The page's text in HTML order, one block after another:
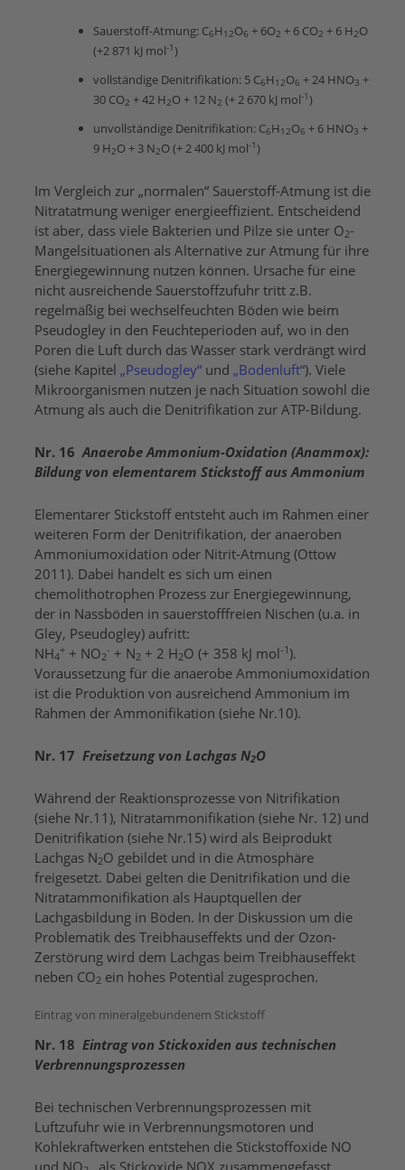
Sauerstoff-Atmung: C6H12O6 + 6O2 + 6 CO2 + 6 H2O
(+2 871 kJ mol-1 )
vollständige Denitrifikation: 5 C6H12O6 + 24 HNO3 +
30 CO2 + 42 H2O + 12 N2 (+ 2 670 kJ mol-1 )
unvollständige Denitrifikation: C6H12O6 + 6 HNO3 +
9 H2O + 3 N2O (+ 2 400 kJ mol-1 )
Im Vergleich zur „normalen“ Sauerstoff-Atmung ist die
Nitratatmung weniger energieeffizient. Entscheidend
ist aber, dass viele Bakterien und Pilze sie unter O2-
Mangelsituationen als Alternative zur Atmung für ihre
Energiegewinnung nutzen können. Ursache für eine
nicht ausreichende Sauerstoffzufuhr tritt z.B.
regelmäßig bei wechselfeuchten Böden wie beim
Pseudogley in den Feuchteperioden auf, wo in den
Poren die Luft durch das Wasser stark verdrängt wird
(siehe Kapitel „Pseudogley“und „Bodenluft“). Viele
Mikroorganismen nutzen je nach Situation sowohl die
Atmung als auch die Denitrifikation zur ATP-Bildung.
Nr. 16 Anaerobe Ammonium-Oxidation (Anammox):
Bildung von elementarem Stickstoff aus Ammonium
Elementarer Stickstoff entsteht auch im Rahmen einer
weiteren Form der Denitrifikation, der anaeroben
Ammoniumoxidation oder Nitrit-Atmung (Ottow
2011). Dabei handelt es sich um einen
chemolithotrophen Prozess zur Energiegewinnung,
der in Nassböden in sauerstofffreien Nischen (u.a. in
Gley, Pseudogley) aufritt:
NH4
++ NO2
- + N2 + 2 H2O (+ 358 kJ mol-1 ).
Voraussetzung für die anaerobe Ammoniumoxidation
ist die Produktion von ausreichend Ammonium im
Rahmen der Ammonifikation (siehe Nr.10).
Nr. 17 Freisetzung von Lachgas N2O
Während der Reaktionsprozesse von Nitrifikation
(siehe Nr.11), Nitratammonifikation (siehe Nr. 12) und
Denitrifikation (siehe Nr.15) wird als Beiprodukt
Lachgas N2O gebildet und in die Atmosphäre
freigesetzt. Dabei gelten die Denitrifikation und die
Nitratammonifikation als Hauptquellen der
Lachgasbildung in Böden. In der Diskussion um die
Problematik des Treibhauseffekts und der Ozon-
Zerstörung wird dem Lachgas beim Treibhauseffekt
neben CO2 ein hohes Potential zugesprochen.
Eintrag von mineralgebundenem Stickstoff
Nr. 18 Eintrag von Stickoxiden aus technischen
Verbrennungsprozessen
Bei technischen Verbrennungsprozessen mit
Luftzufuhr wie in Verbrennungsmotoren und
Kohlekraftwerken entstehen die Stickstoffoxide NO
und NO , als Stickoxide NOX zusammengefasst,